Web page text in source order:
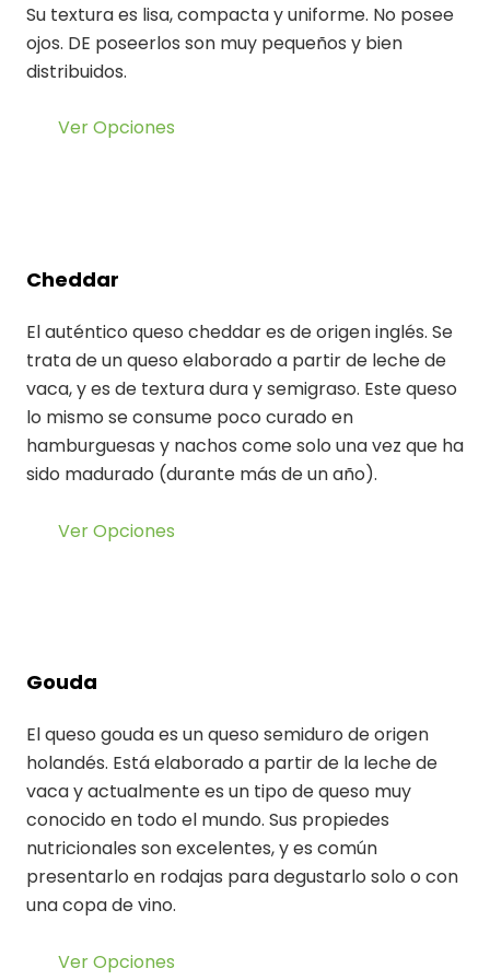
Su textura es lisa, compacta y uniforme. No posee
ojos. DE poseerlos son muy pequeños y bien
distribuidos.
Ver Opciones
Cheddar
El auténtico queso cheddar es de origen inglés. Se
trata de un queso elaborado a partir de leche de
vaca, y es de textura dura y semigraso. Este queso
lo mismo se consume poco curado en
hamburguesas y nachos come solo una vez que ha
sido madurado (durante más de un año).
Ver Opciones
Gouda
El queso gouda es un queso semiduro de origen
holandés. Está elaborado a partir de la leche de
vaca y actualmente es un tipo de queso muy
conocido en todo el mundo. Sus propiedes
nutricionales son excelentes, y es común
presentarlo en rodajas para degustarlo solo o con
una copa de vino.
Ver Opciones